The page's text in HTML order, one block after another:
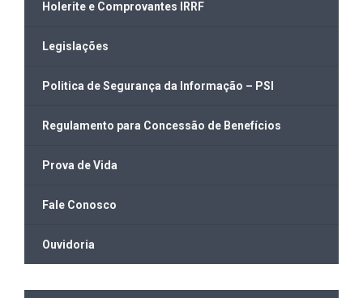
Holerite e Comprovantes IRRF
Legislações
Politica de Segurança da Informação – PSI
Regulamento para Concessão de Benefícios
Prova de Vida
Fale Conosco
Ouvidoria